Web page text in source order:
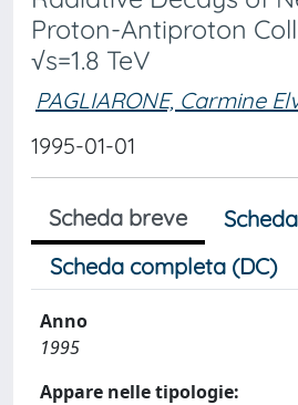
Proton-Antiproton
√s=1.8 TeV
PAGLIARONE, Carmine
1995-01-01
Scheda breve
Scheda completa (DC)
Anno
1995
Appare nelle tipologie: